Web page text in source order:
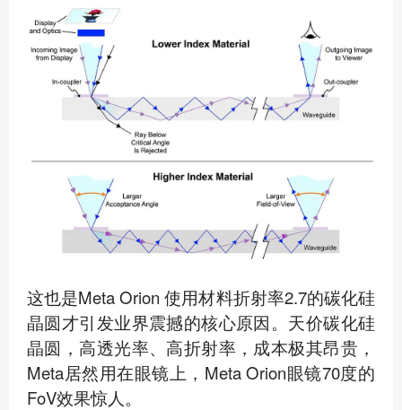
这也是Meta Orion 使用材料折射率2.7的碳化硅
晶圆才引发业界震撼的核心原因。天价碳化硅
晶圆，高透光率、高折射率，成本极其昂贵，
Meta居然用在眼镜上，Meta Orion眼镜70度的
FoV效果惊人。